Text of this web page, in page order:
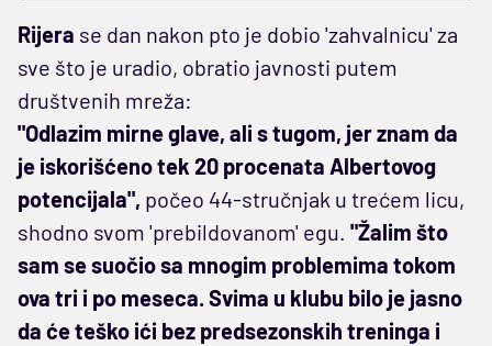
Rijera se dan nakon pto je dobio 'zahvalnicu' za
sve što je uradio, obratio javnosti putem
društvenih mreža:
"Odlazim mirne glave, ali s tugom, jer znam da
je iskorišćeno tek 20 procenata Albertovog
potencijala", počeo 44-stručnjak u trećem licu,
shodno svom 'prebildovanom' egu. "Žalim što
sam se suočio sa mnogim problemima tokom
ova tri i po meseca. Svima u klubu bilo je jasno
da će teško ići bez predsezonskih treninga i